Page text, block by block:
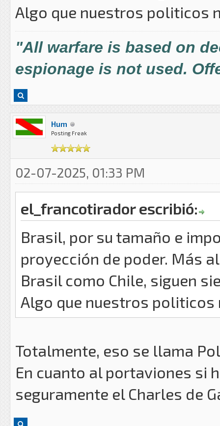
Algo que nuestros politicos
"All warfare is based on
espionage is not used.
Hum
Posting Freak
02-07-2025, 01:33 PM
el_francotirador escribió:
Brasil, por su tamaño e
proyección de poder. Más
Brasil como Chile, siguen
Algo que nuestros politicos
Totalmente, eso se llama
En cuanto al portaviones si
seguramente el Charles de